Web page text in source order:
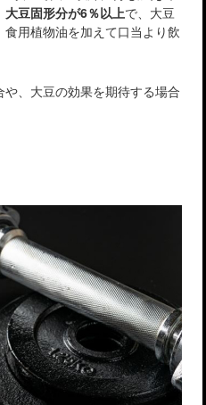
大豆固形分が6％以上で、大豆
用植物油を加えて口当より飲
、大豆の効果を期待する場合